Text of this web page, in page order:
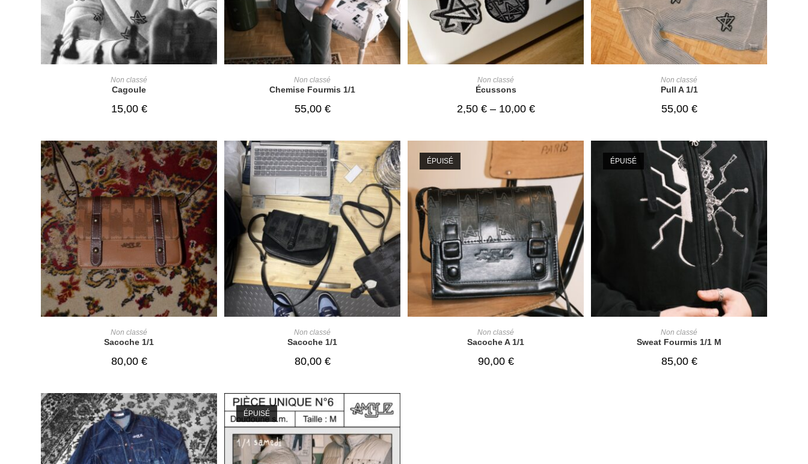
ADD TO CART
Non classé
Cagoule
15,00 €
ADD TO CART
Non classé
Chemise Fourmis 1/1
55,00 €
SELECT OPTIONS
Non classé
Écussons
2,50 €– 10,00 €
READ MORE
Non classé
Pull A 1/1
55,00 €
ADD TO CART
Non classé
Sacoche 1/1
80,00 €
ADD TO CART
Non classé
Sacoche 1/1
80,00 €
ÉPUISÉ
READ MORE
Non classé
Sacoche A 1/1
90,00 €
ÉPUISÉ
READ MORE
Non classé
Sweat Fourmis 1/1 M
85,00 €
ÉPUISÉ